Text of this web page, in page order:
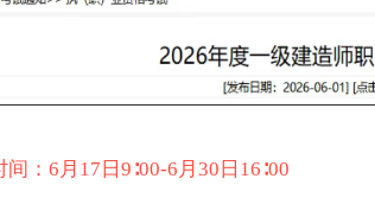
间：6月17日9∶00-6月30日16∶00